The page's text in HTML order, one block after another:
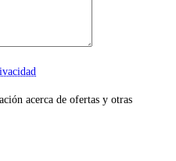
acerca de ofertas y otras